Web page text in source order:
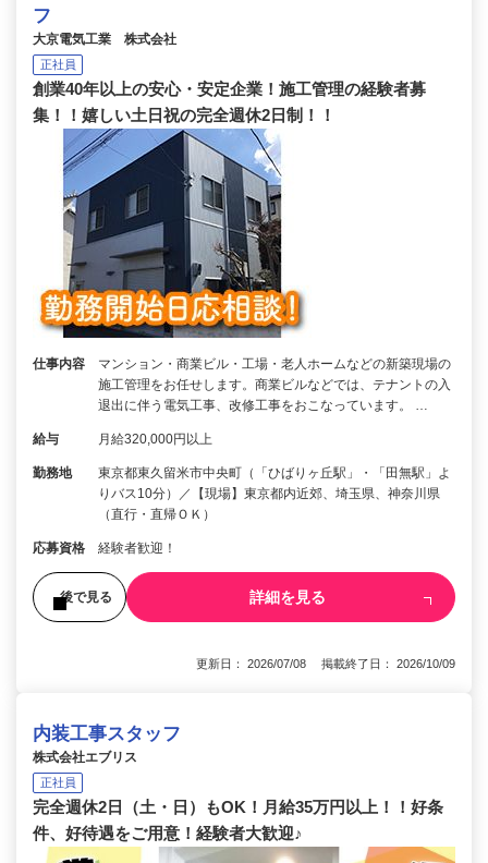
フ
大京電気工業 株式会社
正社員
創業40年以上の安心・安定企業！施工管理の経験者募
集！！嬉しい土日祝の完全週休2日制！！
仕事内容
マンション・商業ビル・工場・老人ホームなどの新築現場の
施工管理をお任せします。商業ビルなどでは、テナントの入
退出に伴う電気工事、改修工事をおこなっています。 …
給与 月給320,000円以上
勤務地
東京都東久留米市中央町（「ひばりヶ丘駅」・「田無駅」よ
りバス10分）／【現場】東京都内近郊、埼玉県、神奈川県
（直行・直帰ＯＫ）
応募資格 経験者歓迎！
後で見る 詳細を見る
更新日： 2026/07/08 掲載終了日： 2026/10/09
内装工事スタッフ
株式会社エブリス
正社員
完全週休2日（土・日）もOK！月給35万円以上！！好条
件、好待遇をご用意！経験者大歓迎♪